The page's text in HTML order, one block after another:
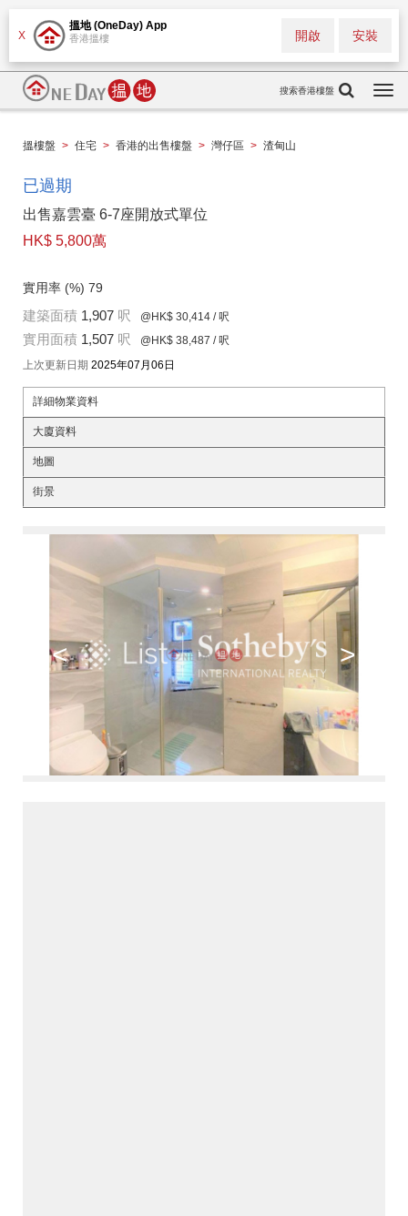
X
搵地 (OneDay) App
香港搵樓 安裝
開啟
搜索香港樓盤
搵樓盤 > 住宅 > 香港的出售樓盤 > 灣仔區 > 渣甸山
已過期
出售嘉雲臺 6-7座開放式單位
HK$ 5,800萬
實用率 (%) 79
建築面積 1,907 呎 @HK$ 30,414 / 呎
實用面積 1,507 呎 @HK$ 38,487 / 呎
上次更新日期 2025年07月06日
詳細物業資料
大廈資料
地圖
街景
< >